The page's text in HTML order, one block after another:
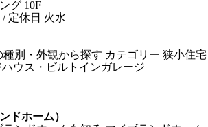
グ 10F
/ 定休日 火水
種別・外観から探す カテゴリー 狭小住宅
ハウス・ビルトインガレージ
ドホーム）